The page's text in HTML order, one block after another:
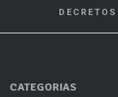
CATEGORIAS